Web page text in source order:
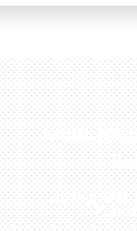
Miliki
Kunjungi Atau
Kami